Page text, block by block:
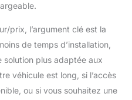
prix, l’argument clé est la
de temps d’installation,
solution plus adaptée aux
véhicule est long, si l’accès
ou si vous souhaitez une